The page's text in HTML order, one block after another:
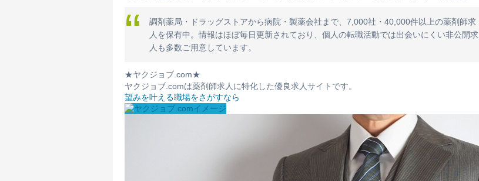
調剤薬局・ドラッグストアから病院・製薬会社まで、7,000社・40,000件以上の薬剤師求
人を保有中。情報はほぼ毎日更新されており、個人の転職活動では出会いにくい非公開求
人も多数ご用意しています。
★ヤクジョブ.com★
ヤクジョブ.comは薬剤師求人に特化した優良求人サイトです。
望みを叶える職場をさがすなら